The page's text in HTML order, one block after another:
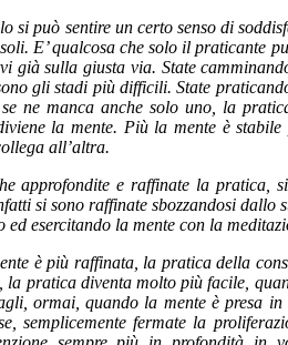
si può sentire un certo senso di
E’ qualcosa che solo il praticante
già sulla giusta via. State
gli stadi più difficili. State
ne manca anche solo uno, la
la mente. Più la mente è
all’altra.
approfondite e raffinate la pratica,
si sono raffinate sbozzandosi dallo
ed esercitando la mente con la
è più raffinata, la pratica della
la pratica diventa molto più facile,
ormai, quando la mente è presa
semplicemente fermate la